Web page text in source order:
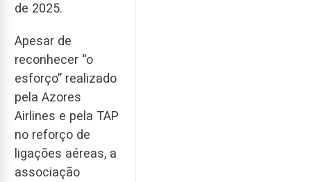
de 2025.
Apesar de
reconhecer “o
esforço” realizado
pela Azores
Airlines e pela TAP
no reforço de
ligações aéreas, a
associação